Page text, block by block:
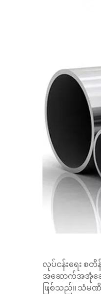
လုပ်ငန်းရေး စတိ
အဆောက်အအုံဆေ
ဖြစ်သည်။ သံမဏိ